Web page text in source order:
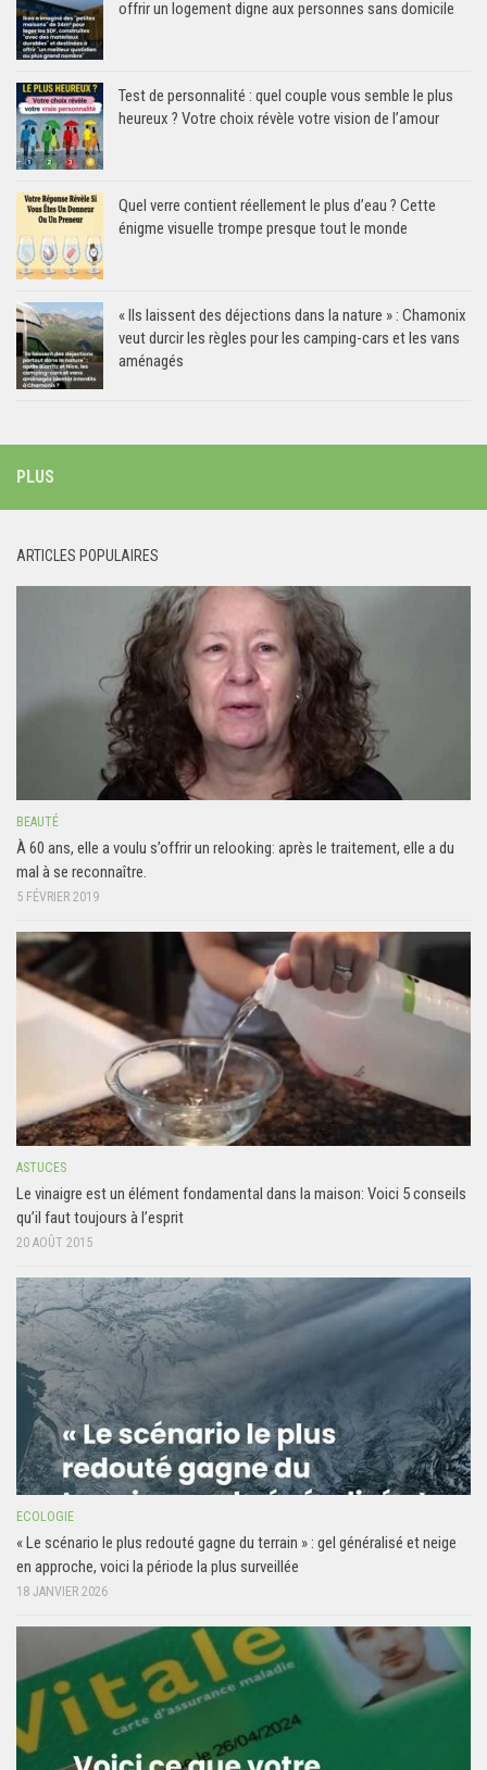
offrir un logement digne aux personnes sans domicile
Test de personnalité : quel couple vous semble le plus
heureux ? Votre choix révèle votre vision de l’amour
Quel verre contient réellement le plus d’eau ? Cette
énigme visuelle trompe presque tout le monde
« Ils laissent des déjections dans la nature » : Chamonix
veut durcir les règles pour les camping-cars et les vans
aménagés
PLUS
ARTICLES POPULAIRES
BEAUTÉ
À 60 ans, elle a voulu s’offrir un relooking: après le traitement, elle a du
mal à se reconnaître.
5 FÉVRIER 2019
ASTUCES
Le vinaigre est un élément fondamental dans la maison: Voici 5 conseils
qu’il faut toujours à l’esprit
20 AOÛT 2015
ECOLOGIE
« Le scénario le plus redouté gagne du terrain » : gel généralisé et neige
en approche, voici la période la plus surveillée
18 JANVIER 2026